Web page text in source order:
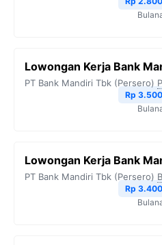
Lowongan Kerja Bank
PT Bank Mandiri Tbk (Persero)
Rp
Lowongan Kerja Bank
PT Bank Mandiri Tbk (Persero)
Rp